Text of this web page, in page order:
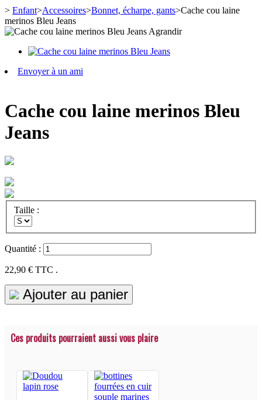
> Enfant>Accessoires>Bonnet, écharpe, gants>Cache cou laine
merinos Bleu Jeans
Agrandir
Envoyer à un ami
Cache cou laine merinos Bleu
Jeans
Taille :
Quantité :
22,90 € TTC .
Ajouter au panier
Ces produits pourraient aussi vous plaire